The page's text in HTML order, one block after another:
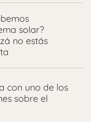
solar?
no estás
con uno de los
sobre el